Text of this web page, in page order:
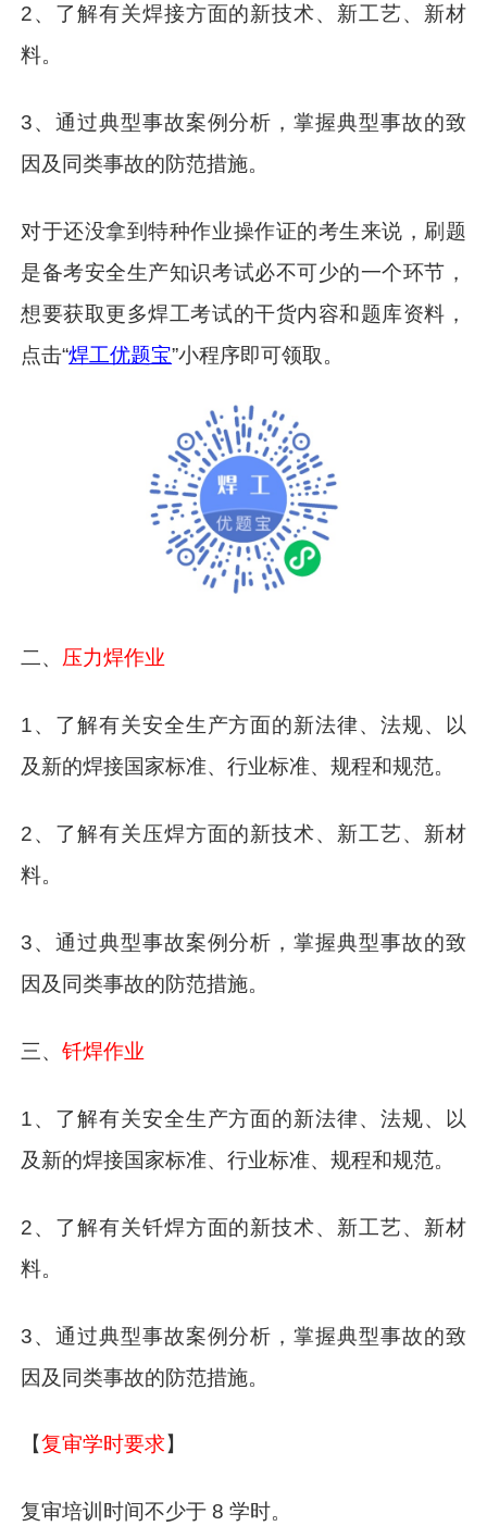
2、了解有关焊接方面的新技术、新工艺、新材
料。
3、通过典型事故案例分析，掌握典型事故的致
因及同类事故的防范措施。
对于还没拿到特种作业操作证的考生来说，刷题
是备考安全生产知识考试必不可少的一个环节，
想要获取更多焊工考试的干货内容和题库资料，
点击“焊工优题宝”小程序即可领取。
二、 压力焊作业
1、了解有关安全生产方面的新法律、法规、以
及新的焊接国家标准、行业标准、规程和规范。
2、了解有关压焊方面的新技术、新工艺、新材
料。
3、通过典型事故案例分析，掌握典型事故的致
因及同类事故的防范措施。
三、钎焊作业
1、了解有关安全生产方面的新法律、法规、以
及新的焊接国家标准、行业标准、规程和规范。
2、了解有关钎焊方面的新技术、新工艺、新材
料。
3、通过典型事故案例分析，掌握典型事故的致
因及同类事故的防范措施。
【复审学时要求】
复审培训时间不少于 8 学时。